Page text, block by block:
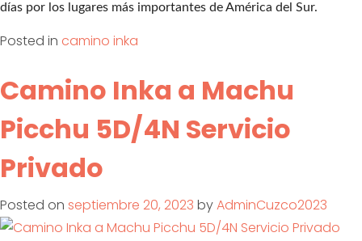
días por los lugares más importantes de América del Sur.
Posted in camino inka
Camino Inka a Machu
Picchu 5D/4N Servicio
Privado
Posted on septiembre 20, 2023 byAdminCuzco2023